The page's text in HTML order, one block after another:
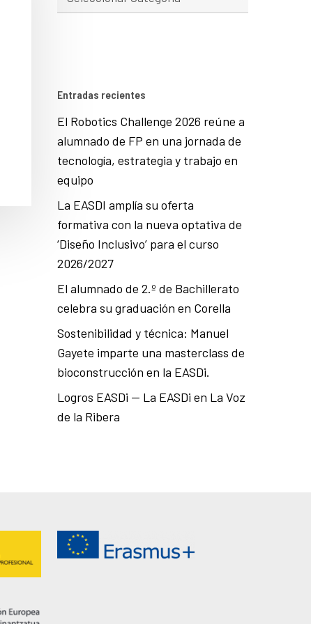
Entradas recientes
El Robotics Challenge 2026 reúne a
alumnado de FP en una jornada de
tecnología, estrategia y trabajo en
equipo
La EASDI amplía su oferta
formativa con la nueva optativa de
‘Diseño Inclusivo’ para el curso
2026/2027
El alumnado de 2.º de Bachillerato
celebra su graduación en Corella
Sostenibilidad y técnica: Manuel
Gayete imparte una masterclass de
bioconstrucción en la EASDi.
Logros EASDi — La EASDi en La Voz
de la Ribera